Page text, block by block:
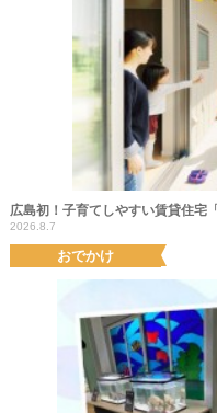
広島初！子育てしやすい賃貸住宅
2026.8.7
おでかけ